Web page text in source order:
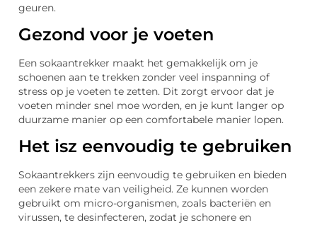
geuren.
Gezond voor je voeten
Een sokaantrekker maakt het gemakkelijk om je
schoenen aan te trekken zonder veel inspanning of
stress op je voeten te zetten. Dit zorgt ervoor dat je
voeten minder snel moe worden, en je kunt langer op
duurzame manier op een comfortabele manier lopen.
Het isz eenvoudig te gebruiken
Sokaantrekkers zijn eenvoudig te gebruiken en bieden
een zekere mate van veiligheid. Ze kunnen worden
gebruikt om micro-organismen, zoals bacteriën en
virussen, te desinfecteren, zodat je schonere en